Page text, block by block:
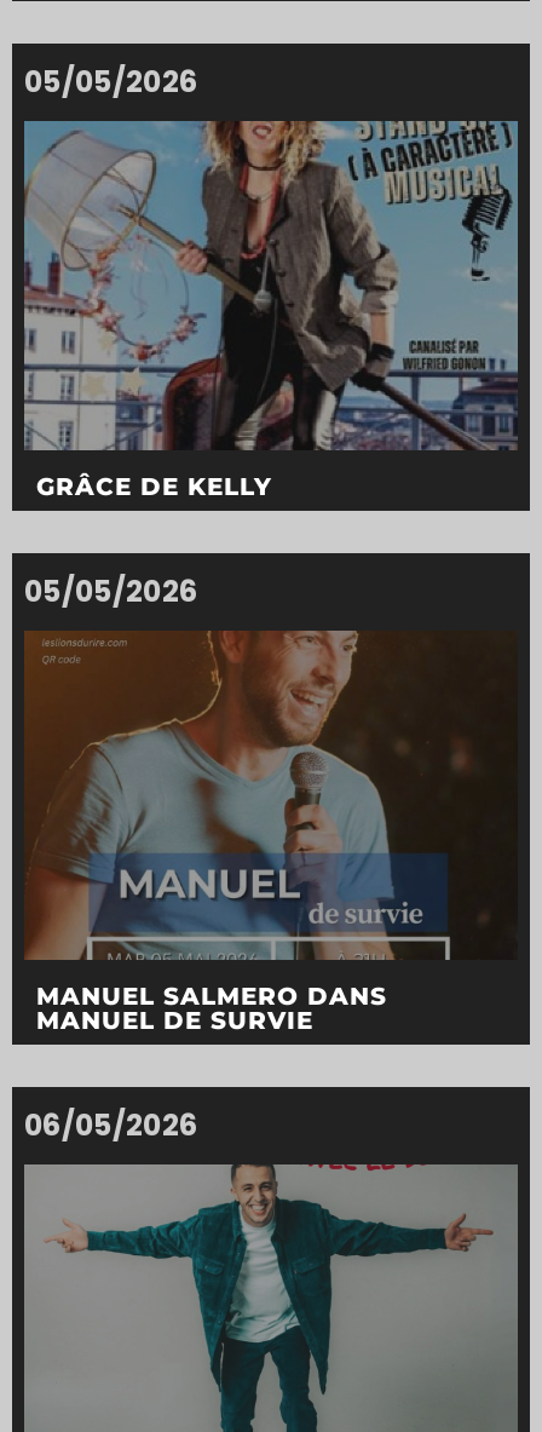
05/05/2026
GRÂCE DE KELLY
05/05/2026
MANUEL SALMERO DANS
MANUEL DE SURVIE
06/05/2026